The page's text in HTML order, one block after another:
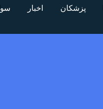
پزشکان اخبار